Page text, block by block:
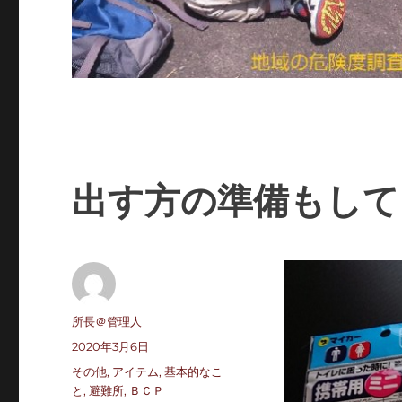
出す方の準備もし
投
稿
所長＠管理人
投
稿
2020年3月6日
カ
テ
その他, アイテム,基本的なこ
と ,避難所, ＢＣＰ